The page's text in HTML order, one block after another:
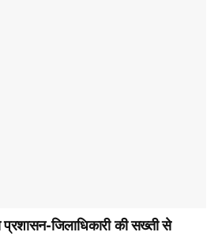
जिलाधिकारी की सख्ती से